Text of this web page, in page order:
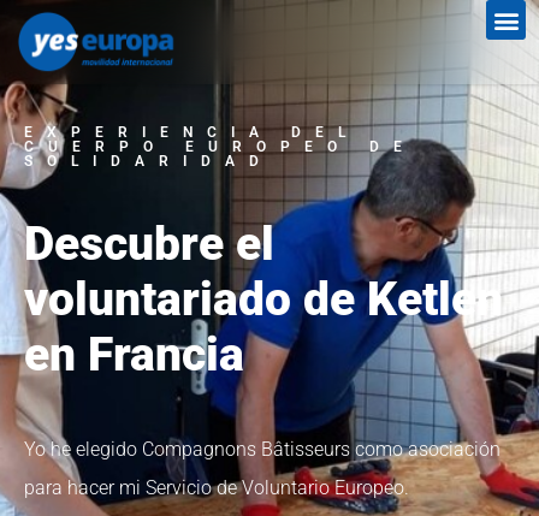
EXPERIENCIA DEL
CUERPO EUROPEO DE
SOLIDARIDAD
Descubre el
voluntariado de Ketlen
en Francia
Yo he elegido Compagnons Bâtisseurs como asociación
para hacer mi Servicio de Voluntario Europeo.